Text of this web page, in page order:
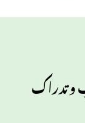
و تدراک